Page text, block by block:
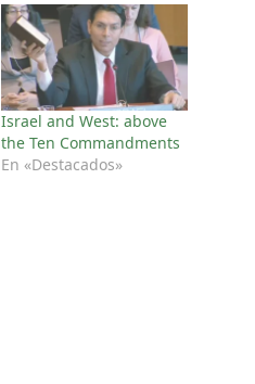
Israel and West: above
the Ten Commandments
En «Destacados»